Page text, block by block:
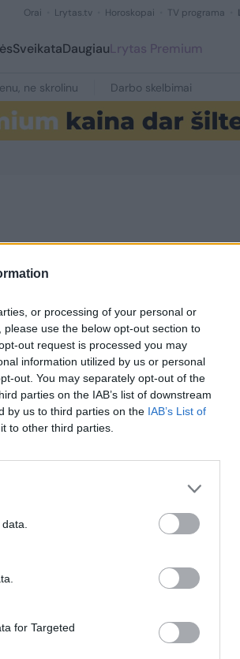
or processing of your personal or
use the below opt-out section to
out request is processed you may
information utilized by us or personal
out. You may separately opt-out of the
parties on the IAB’s list of downstream
by us to third parties on the IAB’s List of
to other third parties.
for Targeted
Orai Lrytas.tv Horoskopai TV programa
SveikataDaugiauLrytas Premium
ne skrolinu Darbo skelbimai
žodžių